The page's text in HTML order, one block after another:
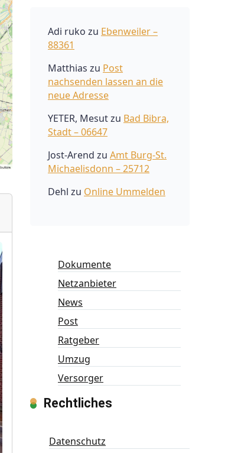
Adi ruko zu Ebenweiler –
88361
Matthias zu Post
nachsenden lassen an die
neue Adresse
YETER, Mesutzu Bad Bibra,
Stadt – 06647
Jost-Arend zu Amt Burg-St.
Michaelisdonn – 25712
Dehl zu Online Ummelden
Dokumente
Netzanbieter
News
Post
Ratgeber
Umzug
Versorger
Rechtliches
Datenschutz